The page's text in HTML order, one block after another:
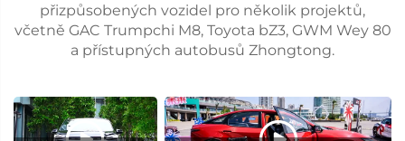
přizpůsobených vozidel pro několik projektů,
včetně GAC Trumpchi M8, Toyota bZ3, GWM Wey 80
a přístupných autobusů Zhongtong.